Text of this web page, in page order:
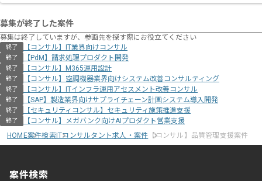
募集が終了した案件
募集は終了していますが、参画先を探す際にお役立てください
終了 【コンサル】IT業界向けコンサル
終了 【PdM】請求処理プロダクト開発
終了 【コンサル】M365運用設計
終了 【コンサル】空調機器業界向けシステム改善コンサルティング
終了 【コンサル】ITインフラ運用アセスメント改善コンサル
終了 【SAP】製造業界向けサプライチェーン計画システム導入開発
終了 【セキュリティコンサル】セキュリティ施策推進支援
終了
【コンサル】メガバンク向けAIプロダクト営業支援
HOME案件検索ITコンサルタント求人・案件 【コンサル】品質管理支援案件
案件検索